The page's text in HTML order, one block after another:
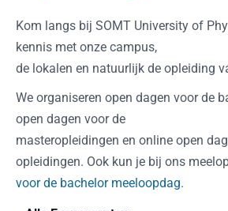
Kom langs bij SOMT University of
kennis met onze campus,
de lokalen en natuurlijk de opleiding
We organiseren open dagen voor de
open dagen voor de
masteropleidingen en online open
opleidingen. Ook kun je bij ons
voor de bachelor meeloopdag.